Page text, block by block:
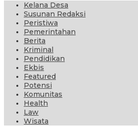
Kelana Desa
Susunan Redaksi
Peristiwa
Pemerintahan
Berita
Kriminal
Pendidikan
Ekbis
Featured
Potensi
Komunitas
Health
Law
Wisata